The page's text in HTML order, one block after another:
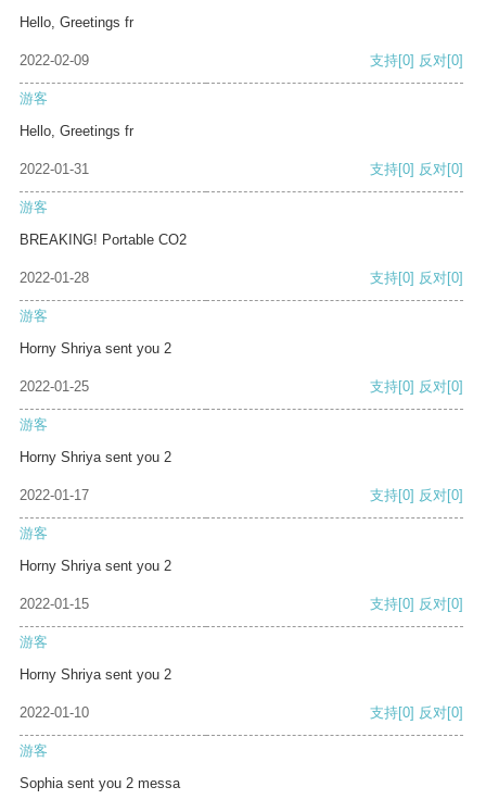
Hello, Greetings fr
2022-02-09 支持[0] 反对[0]
游客
Hello, Greetings fr
2022-01-31 支持[0] 反对[0]
游客
BREAKING! Portable CO2
2022-01-28 支持[0] 反对[0]
游客
Horny Shriya sent you 2
2022-01-25 支持[0] 反对[0]
游客
Horny Shriya sent you 2
2022-01-17 支持[0] 反对[0]
游客
Horny Shriya sent you 2
2022-01-15 支持[0] 反对[0]
游客
Horny Shriya sent you 2
2022-01-10 支持[0] 反对[0]
游客
Sophia sent you 2 messa